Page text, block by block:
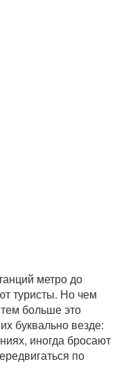
метро до
туристы. Но чем
больше это
буквально везде:
иногда бросают
по